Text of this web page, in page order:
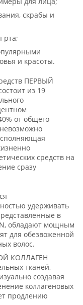
скрабы и
рта;
и красоты.
ПЕРВЫЙ
из 19
от общего
средств на
сразу
удерживать
в
обладают мощным
для обезвоженной
волос.
КОЛЛАГЕН
тканей,
создавая
коллагеновых
продлению